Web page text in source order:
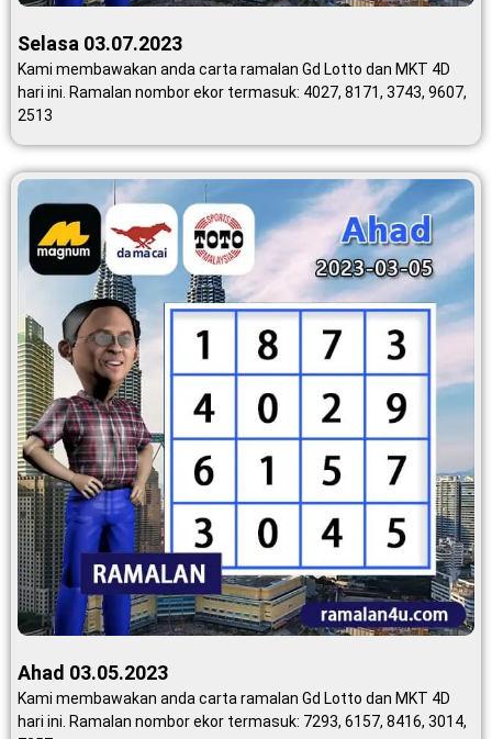
Selasa 03.07.2023
Kami membawakan anda carta ramalan Gd Lotto dan MKT 4D
hari ini. Ramalan nombor ekor termasuk: 4027, 8171, 3743, 9607,
2513
Ahad 03.05.2023
Kami membawakan anda carta ramalan Gd Lotto dan MKT 4D
hari ini. Ramalan nombor ekor termasuk: 7293, 6157, 8416, 3014,